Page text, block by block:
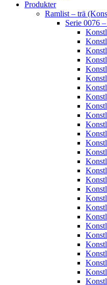
Produkter
Ramlist – trä
Serie 0076